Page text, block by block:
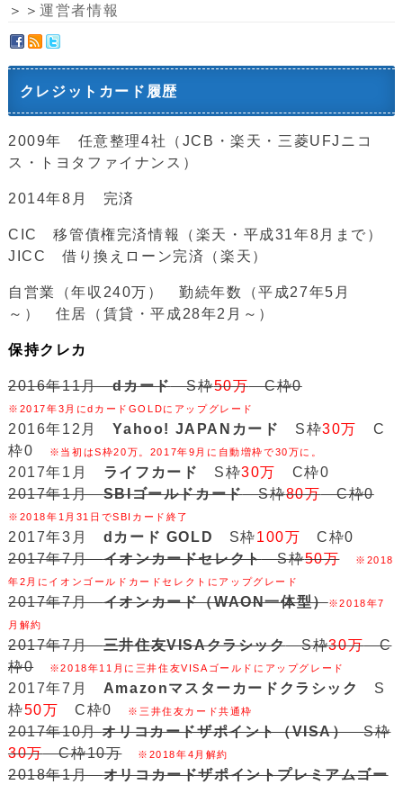
＞＞運営者情報
クレジットカード履歴
2009年 任意整理4社（JCB・楽天・三菱UFJニコ
ス・トヨタファイナンス）
2014年8月 完済
CIC 移管債権完済情報（楽天・平成31年8月まで）
JICC 借り換えローン完済（楽天）
自営業（年収240万） 勤続年数（平成27年5月
～） 住居（賃貸・平成28年2月～）
保持クレカ
2016年11月dカードS枠50万C枠0
※2017年3月にdカードGOLDにアップグレード
2016年12月Yahoo! JAPANカード S枠30万
C
枠0
※当初はS枠20万。2017年9月に自動増枠で30万に。
2017年1月 ライフカード S枠30万
C枠0
2017年1月SBIゴールドカードS枠80万C枠0
※2018年1月31日でSBIカード終了
2017年3月 dカード GOLD S枠100万 C枠0
2017年7月イオンカードセレクトS枠50万
※2018
年2月にイオンゴールドカードセレクトにアップグレード
2017年7月イオンカード（WAON一体型）※2018年7
月解約
2017年7月三井住友VISAクラシックS枠30万C
枠0
※2018年11月に三井住友VISAゴールドにアップグレード
2017年7月 Amazonマスターカードクラシック
S
枠50万 C枠0 ※三井住友カード共通枠
2017年10月オリコカードザポイント（VISA）S枠
30万C枠10万 ※2018年4月解約
2018年1月オリコカードザポイントプレミアムゴー